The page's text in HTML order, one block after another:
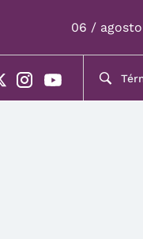
06 / agosto